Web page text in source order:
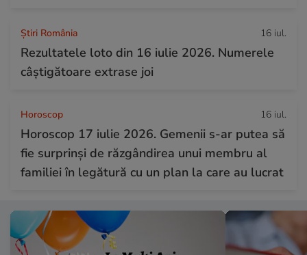
Știri România 16 iul.
Rezultatele loto din 16 iulie 2026. Numerele
câștigătoare extrase joi
Horoscop 16 iul.
Horoscop 17 iulie 2026. Gemenii s-ar putea să
fie surprinși de răzgândirea unui membru al
familiei în legătură cu un plan la care au lucrat